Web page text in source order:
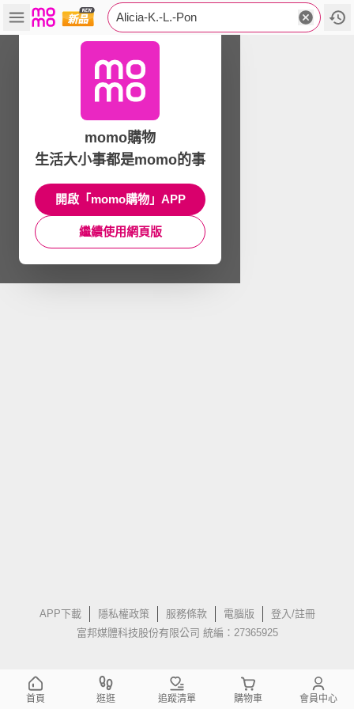
Alicia-K.-L.-Pon
APP下載 隱私權政策 服務條款 電腦版
登入/註冊
富邦媒體科技股份有限公司 統編：27365925
momo購物
生活大小事都是momo的事
開啟「momo購物」APP
繼續使用網頁版
首頁 逛逛 追蹤清單 購物車 會員中心